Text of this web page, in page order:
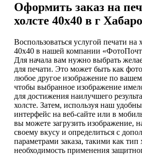
Оформить заказ на
холсте 40х40 в г
Воспользоваться услугой печати на
40х40 в нашей компании
Для начала вам нужно выбрать
для печати. Это может быть как
любое другое изображение по
чтобы выбранное изображение
для достижения наилучшего
холсте. Затем, используя наш
интерфейс на веб-сайте или в
вы можете загрузить изображение,
своему вкусу и определиться с
параметрами заказа, такими как тип
необходимость применения